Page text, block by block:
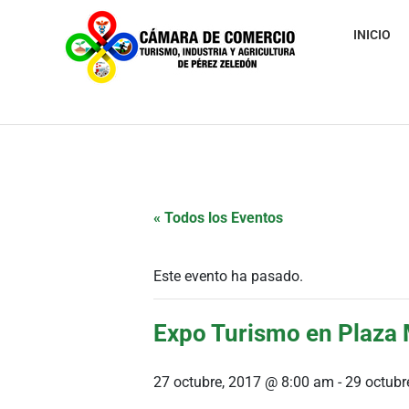
INICIO
« Todos los Eventos
Este evento ha pasado.
Expo Turismo en Plaza
27 octubre, 2017 @ 8:00 am -29